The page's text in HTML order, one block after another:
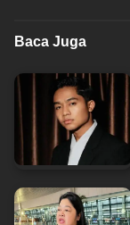
Baca Juga